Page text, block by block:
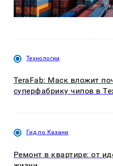
Технологии
TeraFab: Маск вложит
суперфабрику чипов в
Гид по Казани
Ремонт в квартире: от